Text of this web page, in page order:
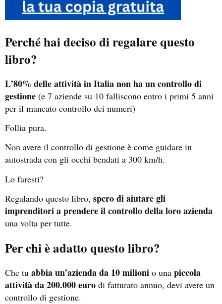
Perché hai deciso di regalare questo
libro?
L’80% delle attività in Italia non ha un controllo di
gestione (e 7 aziende su 10 falliscono entro i primi 5 anni
per il mancato controllo dei numeri)
Follia pura.
Non avere il controllo di gestione è come guidare in
autostrada con gli occhi bendati a 300 km/h.
Lo faresti?
Regalando questo libro, spero di aiutare gli
imprenditori a prendere il controllo della loro azienda
una volta per tutte.
Per chi è adatto questo libro?
Che tu abbia un’azienda da 10 milioni o una piccola
attività da 200.000 euro di fatturato annuo, devi avere un
controllo di gestione.